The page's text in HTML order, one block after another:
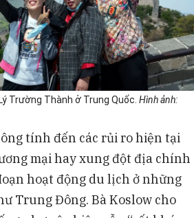
Trường Thành ở Trung Quốc. Hình ảnh:
tính đến các rủi ro hiện tại
mại hay xung đột địa chính
hoạt động du lịch ở những
Trung Đông. Bà Koslow cho